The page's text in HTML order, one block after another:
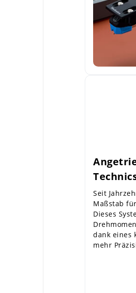
Seit
Maßstab
Dieses
dank eines
mehr